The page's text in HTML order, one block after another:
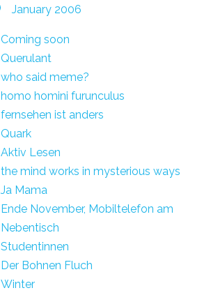
January 2006
Coming soon
Querulant
who said meme?
homo homini furunculus
fernsehen ist anders
Quark
Aktiv Lesen
the mind works in mysterious ways
Ja Mama
Ende November, Mobiltelefon am
Nebentisch
Studentinnen
Der Bohnen Fluch
Winter